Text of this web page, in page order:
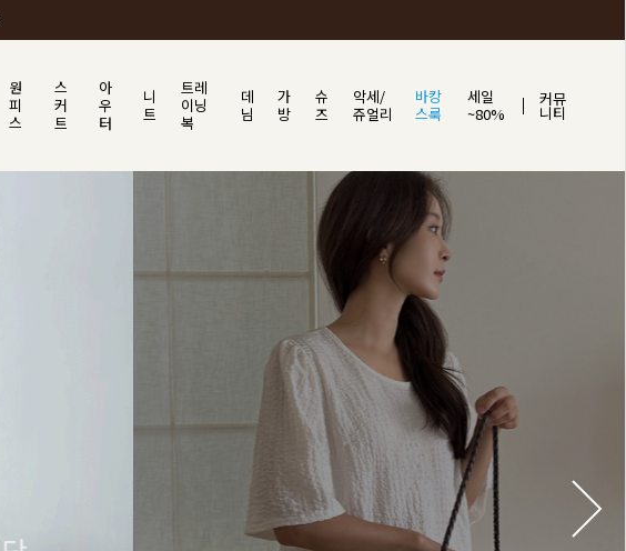
원
피
스
스
커
트
아
우
터
니
트
트레
이닝
복
데
님
가
방
슈
즈
악세/
쥬얼리
바캉
스룩
세일
~80%
커뮤
니티